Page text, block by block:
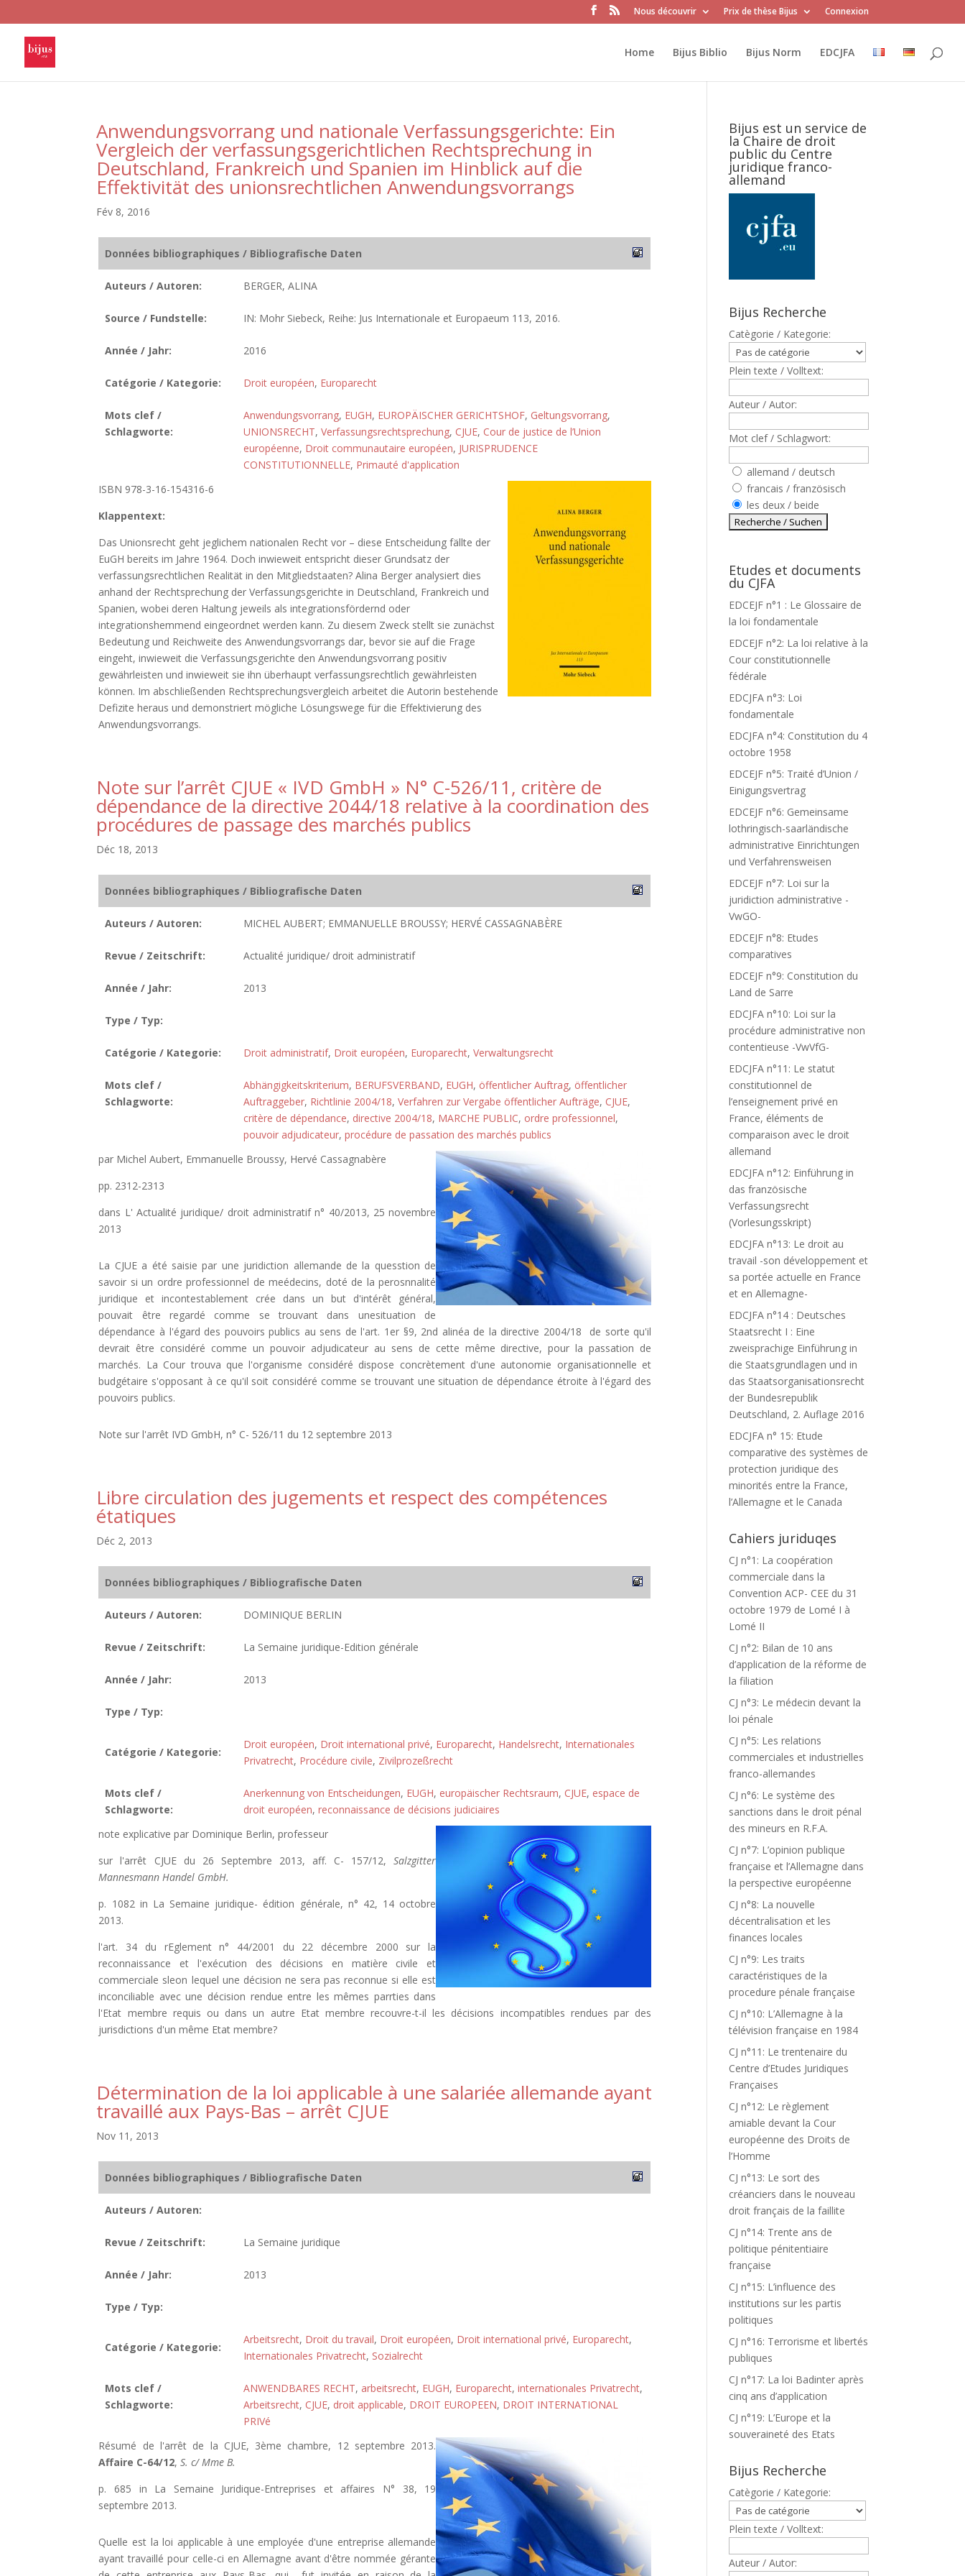
Nous découvrir Prix de thèse Bijus Connexion
Home Bijus Biblio Bijus Norm EDCJFA
Anwendungsvorrang und nationale Verfassungsgerichte: Ein
Vergleich der verfassungsgerichtlichen Rechtsprechung in
Deutschland, Frankreich und Spanien im Hinblick auf die
Effektivität des unionsrechtlichen Anwendungsvorrangs
Fév 8, 2016
Données bibliographiques / Bibliografische Daten
Auteurs / Autoren: BERGER, ALINA
Source / Fundstelle: IN: Mohr Siebeck, Reihe: Jus Internationale et Europaeum 113, 2016.
Année / Jahr: 2016
Catégorie / Kategorie: Droit européen, Europarecht
Mots clef /
Schlagworte:
Anwendungsvorrang, EUGH, EUROPÄISCHER GERICHTSHOF, Geltungsvorrang,
UNIONSRECHT, Verfassungsrechtsprechung, CJUE, Cour de justice de l’Union
européenne, Droit communautaire européen, JURISPRUDENCE
CONSTITUTIONNELLE, Primauté d'application
ISBN 978-3-16-154316-6
Klappentext:
Das Unionsrecht geht jeglichem nationalen Recht vor – diese Entscheidung fällte der
EuGH bereits im Jahre 1964. Doch inwieweit entspricht dieser Grundsatz der
verfassungsrechtlichen Realität in den Mitgliedstaaten? Alina Berger analysiert dies
anhand der Rechtsprechung der Verfassungsgerichte in Deutschland, Frankreich und
Spanien, wobei deren Haltung jeweils als integrationsfördernd oder
integrationshemmend eingeordnet werden kann. Zu diesem Zweck stellt sie zunächst
Bedeutung und Reichweite des Anwendungsvorrangs dar, bevor sie auf die Frage
eingeht, inwieweit die Verfassungsgerichte den Anwendungsvorrang positiv
gewährleisten und inwieweit sie ihn überhaupt verfassungsrechtlich gewährleisten
können. Im abschließenden Rechtsprechungsvergleich arbeitet die Autorin bestehende
Defizite heraus und demonstriert mögliche Lösungswege für die Effektivierung des
Anwendungsvorrangs.
Note sur l’arrêt CJUE « IVD GmbH » N° C-526/11, critère de
dépendance de la directive 2044/18 relative à la coordination des
procédures de passage des marchés publics
Déc 18, 2013
Données bibliographiques / Bibliografische Daten
Auteurs / Autoren: MICHEL AUBERT; EMMANUELLE BROUSSY; HERVÉ CASSAGNABÈRE
Revue / Zeitschrift: Actualité juridique/ droit administratif
Année / Jahr: 2013
Type / Typ:
Catégorie / Kategorie: Droit administratif, Droit européen, Europarecht, Verwaltungsrecht
Mots clef /
Schlagworte:
Abhängigkeitskriterium, BERUFSVERBAND, EUGH, öffentlicher Auftrag, öffentlicher
Auftraggeber, Richtlinie 2004/18, Verfahren zur Vergabe öffentlicher Aufträge, CJUE,
critère de dépendance, directive 2004/18, MARCHE PUBLIC, ordre professionnel,
pouvoir adjudicateur, procédure de passation des marchés publics
par Michel Aubert, Emmanuelle Broussy, Hervé Cassagnabère
pp. 2312-2313
dans L' Actualité juridique/ droit administratif n° 40/2013, 25 novembre
2013
La CJUE a été saisie par une juridiction allemande de la quesstion de
savoir si un ordre professionnel de meédecins, doté de la perosnnalité
juridique et incontestablement crée dans un but d'intérêt général,
pouvait être regardé comme se trouvant dans unesituation de
dépendance à l'égard des pouvoirs publics au sens de l'art. 1er §9, 2nd alinéa de la directive 2004/18 de sorte qu'il
devrait être considéré comme un pouvoir adjudicateur au sens de cette même directive, pour la passation de
marchés. La Cour trouva que l'organisme considéré dispose concrètement d'une autonomie organisationnelle et
budgétaire s'opposant à ce qu'il soit considéré comme se trouvant une situation de dépendance étroite à l'égard des
pouvoirs publics.
Note sur l'arrêt IVD GmbH, n° C- 526/11 du 12 septembre 2013
Libre circulation des jugements et respect des compétences
étatiques
Déc 2, 2013
Données bibliographiques / Bibliografische Daten
Auteurs / Autoren: DOMINIQUE BERLIN
Revue / Zeitschrift: La Semaine juridique-Edition générale
Année / Jahr: 2013
Type / Typ:
Catégorie / Kategorie:
Droit européen, Droit international privé, Europarecht, Handelsrecht, Internationales
Privatrecht, Procédure civile, Zivilprozeßrecht
Mots clef /
Schlagworte:
Anerkennung von Entscheidungen, EUGH, europäischer Rechtsraum, CJUE, espace de
droit européen, reconnaissance de décisions judiciaires
note explicative par Dominique Berlin, professeur
sur l'arrêt CJUE du 26 Septembre 2013, aff. C- 157/12,Salzgitter
Mannesmann Handel GmbH.
p. 1082 in La Semaine juridique- édition générale, n° 42, 14 octobre
2013.
l'art. 34 du rEglement n° 44/2001 du 22 décembre 2000 sur la
reconnaissance et l'exécution des décisions en matière civile et
commerciale sleon lequel une décision ne sera pas reconnue si elle est
inconciliable avec une décision rendue entre les mêmes parrties dans
l'Etat membre requis ou dans un autre Etat membre recouvre-t-il les décisions incompatibles rendues par des
jurisdictions d'un même Etat membre?
Détermination de la loi applicable à une salariée allemande ayant
travaillé aux Pays-Bas – arrêt CJUE
Nov 11, 2013
Données bibliographiques / Bibliografische Daten
Auteurs / Autoren:
Revue / Zeitschrift: La Semaine juridique
Année / Jahr: 2013
Type / Typ:
Catégorie / Kategorie:
Arbeitsrecht, Droit du travail, Droit européen, Droit international privé, Europarecht,
Internationales Privatrecht, Sozialrecht
Mots clef /
Schlagworte:
ANWENDBARES RECHT, arbeitsrecht, EUGH, Europarecht, internationales Privatrecht,
Arbeitsrecht, CJUE, droit applicable, DROIT EUROPEEN, DROIT INTERNATIONAL
PRIVé
Résumé de l'arrêt de la CJUE, 3ème chambre, 12 septembre 2013.
Affaire C-64/12,S. c/ Mme B.
p. 685 in La Semaine Juridique-Entreprises et affaires N° 38, 19
septembre 2013.
Quelle est la loi applicable à une employée d'une entreprise allemande
ayant travaillé pour celle-ci en Allemagne avant d'être nommée gérante
Bijus est un service de
la Chaire de droit
public du Centre
juridique franco-
allemand
Bijus Recherche
Catègorie / Kategorie:
Plein texte / Volltext:
Auteur / Autor:
Mot clef / Schlagwort:
allemand / deutsch
francais / französisch
les deux / beide
Etudes et documents
du CJFA
EDCEJF n°1 : Le Glossaire de
la loi fondamentale
EDCEJF n°2: La loi relative à la
Cour constitutionnelle
fédérale
EDCJFA n°3: Loi
fondamentale
EDCJFA n°4: Constitution du 4
octobre 1958
EDCEJF n°5: Traité d’Union /
Einigungsvertrag
EDCEJF n°6: Gemeinsame
lothringisch-saarländische
administrative Einrichtungen
und Verfahrensweisen
EDCEJF n°7: Loi sur la
juridiction administrative -
VwGO-
EDCEJF n°8: Etudes
comparatives
EDCEJF n°9: Constitution du
Land de Sarre
EDCJFA n°10: Loi sur la
procédure administrative non
contentieuse -VwVfG-
EDCJFA n°11: Le statut
constitutionnel de
l’enseignement privé en
France, éléments de
comparaison avec le droit
allemand
EDCJFA n°12: Einführung in
das französische
Verfassungsrecht
(Vorlesungsskript)
EDCJFA n°13: Le droit au
travail -son développement et
sa portée actuelle en France
et en Allemagne-
EDCJFA n°14 : Deutsches
Staatsrecht I : Eine
zweisprachige Einführung in
die Staatsgrundlagen und in
das Staatsorganisationsrecht
der Bundesrepublik
Deutschland, 2. Auflage 2016
EDCJFA n° 15: Etude
comparative des systèmes de
protection juridique des
minorités entre la France,
l’Allemagne et le Canada
Cahiers juriduqes
CJ n°1: La coopération
commerciale dans la
Convention ACP- CEE du 31
octobre 1979 de Lomé I à
Lomé II
CJ n°2: Bilan de 10 ans
d’application de la réforme de
la filiation
CJ n°3: Le médecin devant la
loi pénale
CJ n°5: Les relations
commerciales et industrielles
franco-allemandes
CJ n°6: Le système des
sanctions dans le droit pénal
des mineurs en R.F.A.
CJ n°7: L’opinion publique
française et l’Allemagne dans
la perspective européenne
CJ n°8: La nouvelle
décentralisation et les
finances locales
CJ n°9: Les traits
caractéristiques de la
procedure pénale française
CJ n°10: L’Allemagne à la
télévision française en 1984
CJ n°11: Le trentenaire du
Centre d’Etudes Juridiques
Françaises
CJ n°12: Le règlement
amiable devant la Cour
européenne des Droits de
l’Homme
CJ n°13: Le sort des
créanciers dans le nouveau
droit français de la faillite
CJ n°14: Trente ans de
politique pénitentiaire
française
CJ n°15: L’influence des
institutions sur les partis
politiques
CJ n°16: Terrorisme et libertés
publiques
CJ n°17: La loi Badinter après
cinq ans d’application
CJ n°19: L’Europe et la
souveraineté des Etats
Bijus Recherche
Catègorie / Kategorie:
Plein texte / Volltext:
Auteur / Autor: